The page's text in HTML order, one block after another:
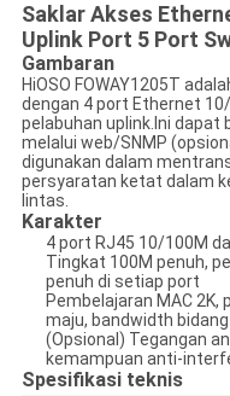
Saklar Akses
Uplink Port 5 Port
Gambaran
HiOSO FOWAY1205T
dengan 4 port Ethernet
pelabuhan uplink.Ini dapat
melalui web/SNMP
digunakan dalam
persyaratan ketat dalam
lintas.
Karakter
4 port RJ45 10/100M
Tingkat 100M penuh,
penuh di setiap port
Pembelajaran MAC
maju, bandwidth bidang
(Opsional) Tegangan
kemampuan anti-
Spesifikasi teknis